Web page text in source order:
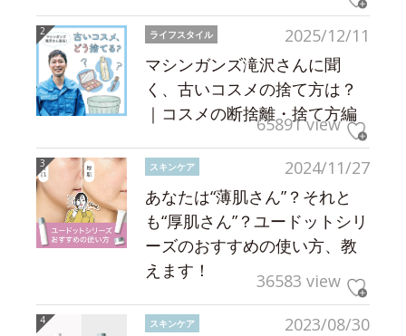
2025/12/11
ライフスタイル
マシンガンズ滝沢さんに聞
く、古いコスメの捨て方は？
｜コスメの断捨離・捨て方編
65891 view
2024/11/27
スキンケア
あなたは“薄肌さん”？それと
も“厚肌さん”？ユードットシリ
ーズのおすすめの使い方、教
えます！
36583 view
2023/08/30
スキンケア